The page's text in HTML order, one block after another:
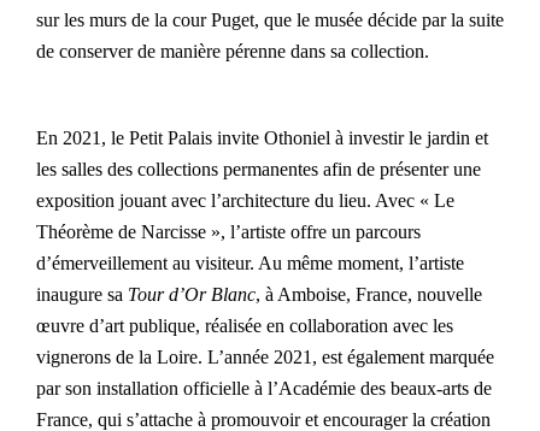
sur les murs de la cour Puget, que le musée décide par la suite
de conserver de manière pérenne dans sa collection.
En 2021, le Petit Palais invite Othoniel à investir le jardin et
les salles des collections permanentes afin de présenter une
exposition jouant avec l’architecture du lieu. Avec « Le
Théorème de Narcisse », l’artiste offre un parcours
d’émerveillement au visiteur. Au même moment, l’artiste
inaugure sa Tour d’Or Blanc, à Amboise, France, nouvelle
œuvre d’art publique, réalisée en collaboration avec les
vignerons de la Loire. L’année 2021, est également marquée
par son installation officielle à l’Académie des beaux-arts de
France, qui s’attache à promouvoir et encourager la création